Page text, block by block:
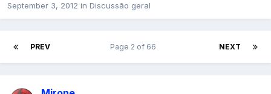
September 3, 2012 in Discussão geral
PREV NEXT
Page 2 of 66